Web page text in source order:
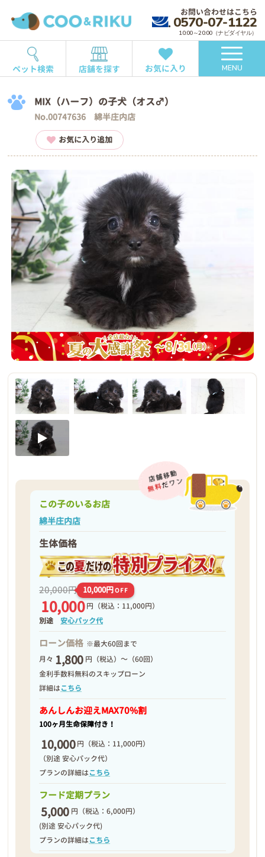
お問い合わせはこちら
0570-07-1122
10:00～20:00（ナビダイヤル）
ペット検索 店舗を探す お気に入り MENU
MIX（ハーフ）の子犬（オス♂）
No.00747636 綿半庄内店
お気に入り追加
この子のいるお店
綿半庄内店
生体価格
20,000円 10,000円OFF
10,000 円 （税込：11,000円）
別途安心パック代
ローン価格 ※最大60回まで
月々 1,800 円（税込）～（60回）
金利手数料無料のスキップローン
詳細はこちら
あんしんお迎えMAX70%割
100ヶ月生命保障付き！
10,000 円 （税込：11,000円）
（別途 安心パック代）
プランの詳細はこちら
フード定期プラン
5,000 円 （税込：6,000円）
(別途 安心パック代)
プランの詳細はこちら